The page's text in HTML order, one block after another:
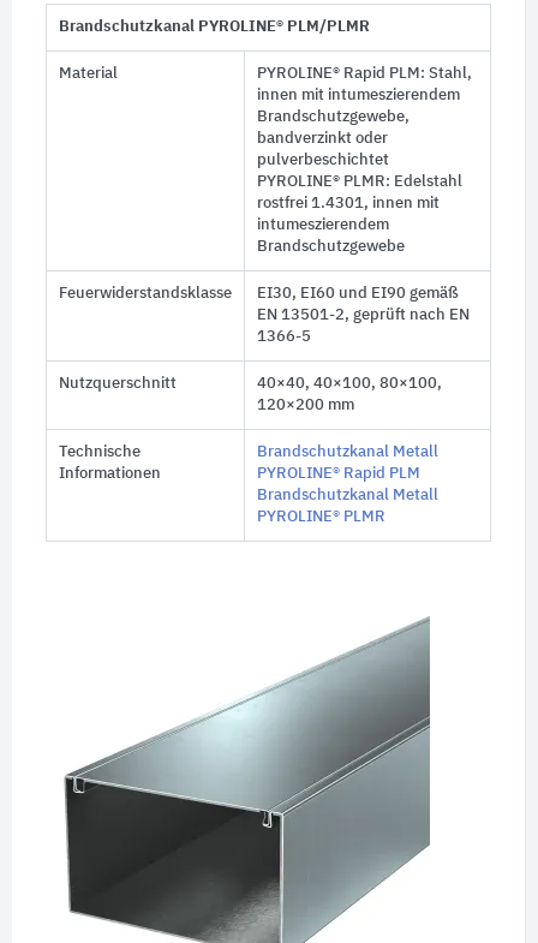
Brandschutzkanal PYROLINE® PLM/PLMR
Material
PYROLINE® Rapid PLM: Stahl,
innen mit intumeszierendem
Brandschutzgewebe,
bandverzinkt oder
pulverbeschichtet
PYROLINE® PLMR: Edelstahl
rostfrei 1.4301, innen mit
intumeszierendem
Brandschutzgewebe
Feuerwiderstandsklasse
EI30, EI60 und EI90 gemäß
EN 13501-2, geprüft nach EN
1366-5
Nutzquerschnitt
40×40, 40×100, 80×100,
120×200 mm
Technische
Informationen
Brandschutzkanal Metall
PYROLINE® Rapid PLM
Brandschutzkanal Metall
PYROLINE® PLMR